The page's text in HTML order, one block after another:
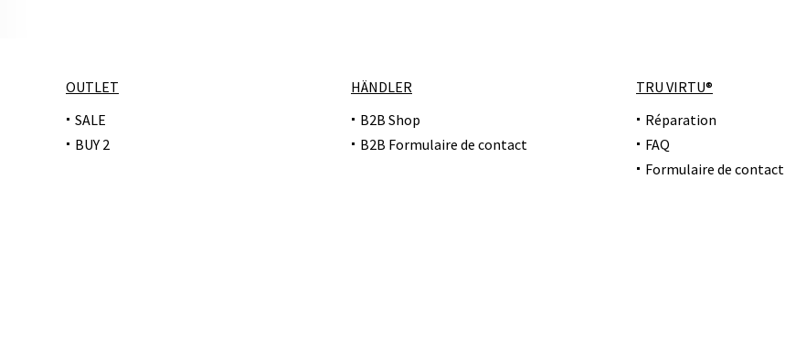
OUTLET
SALE
BUY 2
HÄNDLER
B2B Shop
B2B Formulaire de contact
TRU VIRTU®
Réparation
FAQ
Formulaire de contact